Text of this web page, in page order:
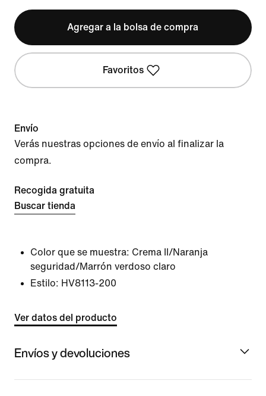
Agregar a la bolsa de compra
Favoritos
Envío
Verás nuestras opciones de envío al finalizar la
compra.
Recogida gratuita
Buscar tienda
Color que se muestra: Crema II/Naranja
seguridad/Marrón verdoso claro
Estilo: HV8113-200
Ver datos del producto
Envíos y devoluciones